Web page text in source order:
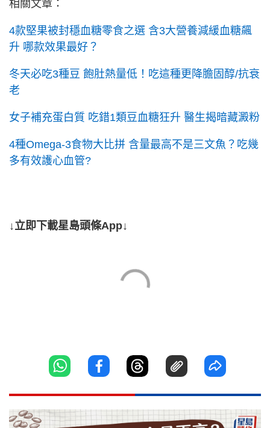
相關文章：
4款堅果被封穩血糖零食之選 含3大營養減緩血糖飆
升 哪款效果最好？
冬天必吃3種豆 飽肚熱量低！吃這種更降膽固醇/抗衰
老
女子補充蛋白質 吃錯1類豆血糖狂升 醫生揭暗藏澱粉
4種Omega-3食物大比拼 含量最高不是三文魚？吃幾
多有效護心血管?
↓立即下載星島頭條App↓